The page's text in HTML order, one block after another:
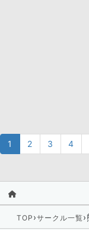
1 2 3 4
TOP ›サークル一覧›